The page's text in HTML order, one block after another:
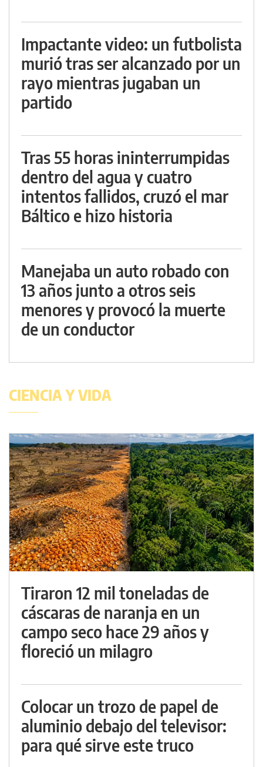
Impactante video: un futbolista
murió tras ser alcanzado por un
rayo mientras jugaban un
partido
Tras 55 horas ininterrumpidas
dentro del agua y cuatro
intentos fallidos, cruzó el mar
Báltico e hizo historia
Manejaba un auto robado con
13 años junto a otros seis
menores y provocó la muerte
de un conductor
CIENCIA Y VIDA
Tiraron 12 mil toneladas de
cáscaras de naranja en un
campo seco hace 29 años y
floreció un milagro
Colocar un trozo de papel de
aluminio debajo del televisor:
para qué sirve este truco